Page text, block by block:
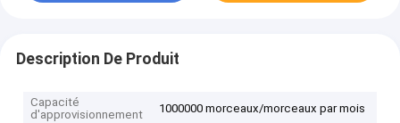
Description De Produit
Capacité
d'approvisionnement
1000000 morceaux/morceaux par mois